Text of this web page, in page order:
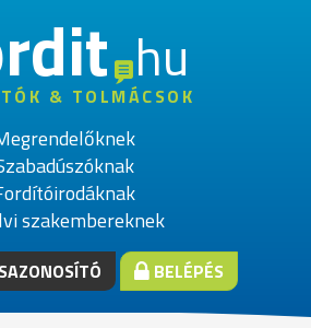
hu
& TOLMÁCSOK
szakembereknek
BELÉPÉS